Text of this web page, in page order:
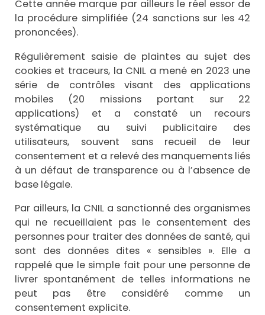
Cette année marque par ailleurs le réel essor de
la procédure simplifiée (24 sanctions sur les 42
prononcées).
Régulièrement saisie de plaintes au sujet des
cookies et traceurs, la CNIL a mené en 2023 une
série de contrôles visant des applications
mobiles (20 missions portant sur 22
applications) et a constaté un recours
systématique au suivi publicitaire des
utilisateurs, souvent sans recueil de leur
consentement et a relevé des manquements liés
à un défaut de transparence ou à l’absence de
base légale.
Par ailleurs, la CNIL a sanctionné des organismes
qui ne recueillaient pas le consentement des
personnes pour traiter des données de santé, qui
sont des données dites « sensibles ». Elle a
rappelé que le simple fait pour une personne de
livrer spontanément de telles informations ne
peut pas être considéré comme un
consentement explicite.